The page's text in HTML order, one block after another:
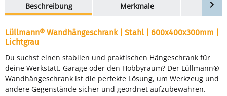
Beschreibung
Merkmale
Lüllmann® Wandhängeschrank | Stahl | 600x400x300mm |
Lichtgrau
Du suchst einen stabilen und praktischen Hängeschrank für
deine Werkstatt, Garage oder den Hobbyraum? Der Lüllmann®
Wandhängeschrank ist die perfekte Lösung, um Werkzeug und
andere Gegenstände sicher und geordnet aufzubewahren.